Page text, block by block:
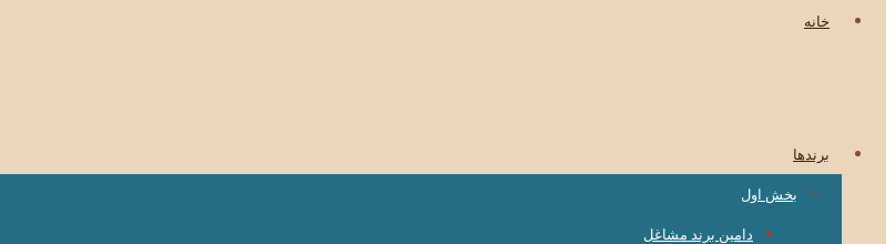
خانه
برندها
بخش اول
دامین برند مشاغل